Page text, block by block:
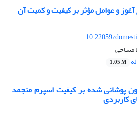
و عوامل مؤثر بر کیفیت و کمیت آن
10.22059/
مساحی
1.05 M
پوشانی شده بر کیفیت اسپرم منجمد
کاربردی